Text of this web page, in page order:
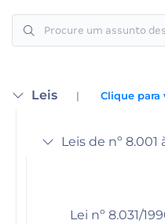
Leis | Clique para
Leis de nº 8.001
Lei nº 8.031/